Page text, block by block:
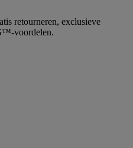
retourneren, exclusieve
voordelen.